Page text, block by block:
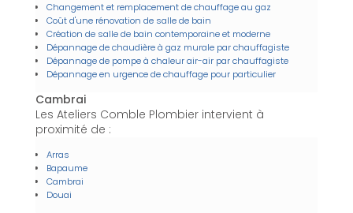
Changement et remplacement de chauffage au gaz
Coût d'une rénovation de salle de bain
Création de salle de bain contemporaine et moderne
Dépannage de chaudière à gaz murale par chauffagiste
Dépannage de pompe à chaleur air-air par chauffagiste
Dépannage en urgence de chauffage pour particulier
Cambrai
Les Ateliers Comble Plombier intervient à
proximité de :
Arras
Bapaume
Cambrai
Douai